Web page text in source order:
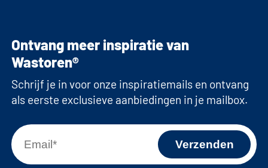
Ontvang meer inspiratie van
Wastoren®
Schrijf je in voor onze inspiratiemails en ontvang
als eerste exclusieve aanbiedingen in je mailbox.